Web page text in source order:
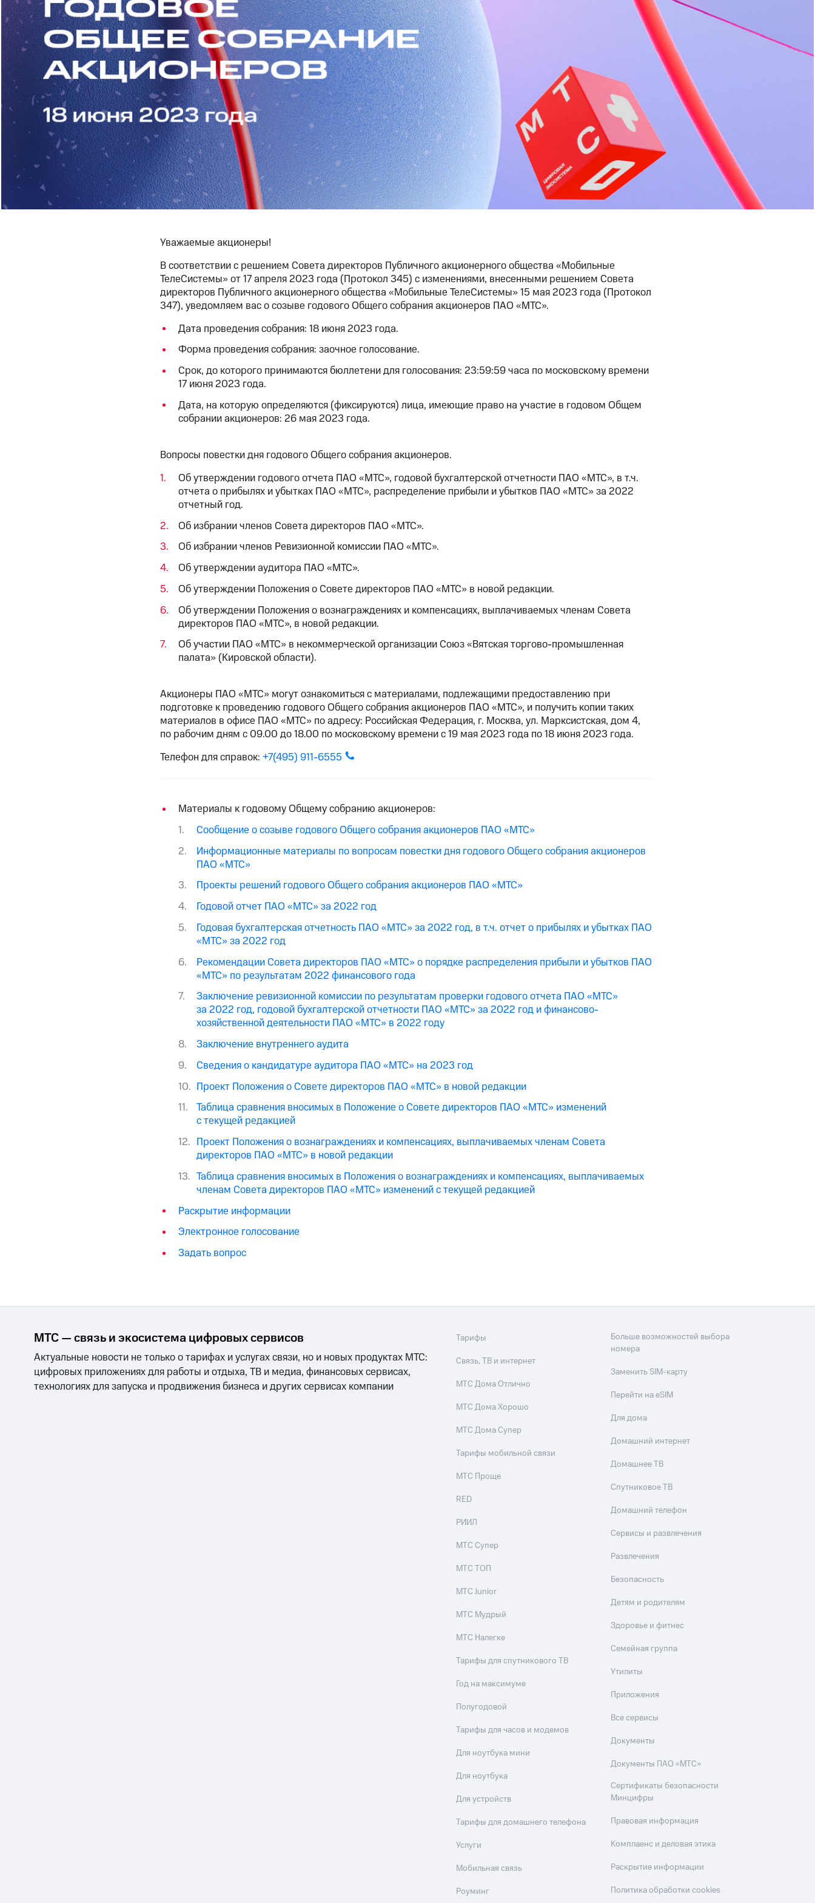
Уважаемые акционеры!
В соответствии с решением Совета директоров Публичного акционерного общества «Мобильные
ТелеСистемы» от 17 апреля 2023 года (Протокол 345) с изменениями, внесенными решением Совета
директоров Публичного акционерного общества «Мобильные ТелеСистемы» 15 мая 2023 года (Протокол
347), уведомляем вас о созыве годового Общего собрания акционеров ПАО «МТС».
Дата проведения собрания: 18 июня 2023 года.
Форма проведения собрания: заочное голосование.
Срок, до которого принимаются бюллетени для голосования: 23:59:59 часа по московскому времени
17 июня 2023 года.
Дата, на которую определяются (фиксируются) лица, имеющие право на участие в годовом Общем
собрании акционеров: 26 мая 2023 года.
Вопросы повестки дня годового Общего собрания акционеров.
Об утверждении годового отчета ПАО «МТС», годовой бухгалтерской отчетности ПАО «МТС», в т.ч.
отчета о прибылях и убытках ПАО «МТС», распределение прибыли и убытков ПАО «МТС» за 2022
отчетный год.
Об избрании членов Совета директоров ПАО «МТС».
Об избрании членов Ревизионной комиссии ПАО «МТС».
Об утверждении аудитора ПАО «МТС».
Об утверждении Положения о Совете директоров ПАО «МТС» в новой редакции.
Об утверждении Положения о вознаграждениях и компенсациях, выплачиваемых членам Совета
директоров ПАО «МТС», в новой редакции.
Об участии ПАО «МТС» в некоммерческой организации Союз «Вятская торгово-промышленная
палата» (Кировской области).
Акционеры ПАО «МТС» могут ознакомиться с материалами, подлежащими предоставлению при
подготовке к проведению годового Общего собрания акционеров ПАО «МТС», и получить копии таких
материалов в офисе ПАО «МТС» по адресу: Российская Федерация, г. Москва, ул. Марксистская, дом 4,
по рабочим дням с 09.00 до 18.00 по московскому времени с 19 мая 2023 года по 18 июня 2023 года.
Телефон для справок: +7(495) 911-6555
Материалы к годовому Общему собранию акционеров:
Сообщение о созыве годового Общего собрания акционеров ПАО «МТС»
Информационные материалы по вопросам повестки дня годового Общего собрания акционеров
ПАО «МТС»
Проекты решений годового Общего собрания акционеров ПАО «МТС»
Годовой отчет ПАО «МТС» за 2022 год
Годовая бухгалтерская отчетность ПАО «МТС» за 2022 год, в т.ч. отчет о прибылях и убытках ПАО
«МТС» за 2022 год
Рекомендации Совета директоров ПАО «МТС» о порядке распределения прибыли и убытков ПАО
«МТС» по результатам 2022 финансового года
Заключение ревизионной комиссии по результатам проверки годового отчета ПАО «МТС»
за 2022 год, годовой бухгалтерской отчетности ПАО «МТС» за 2022 год и финансово-
хозяйственной деятельности ПАО «МТС» в 2022 году
Заключение внутреннего аудита
Сведения о кандидатуре аудитора ПАО «МТС» на 2023 год
Проект Положения о Совете директоров ПАО «МТС» в новой редакции
Таблица сравнения вносимых в Положение о Совете директоров ПАО «МТС» изменений
с текущей редакцией
Проект Положения о вознаграждениях и компенсациях, выплачиваемых членам Совета
директоров ПАО «МТС» в новой редакции
Таблица сравнения вносимых в Положения о вознаграждениях и компенсациях, выплачиваемых
членам Совета директоров ПАО «МТС» изменений с текущей редакцией
Раскрытие информации
Электронное голосование
Задать вопрос
МТС — связь и экосистема цифровых сервисов
Актуальные новости не только о тарифах и услугах связи, но и новых продуктах МТС:
цифровых приложениях для работы и отдыха, ТВ и медиа, финансовых сервисах,
технологиях для запуска и продвижения бизнеса и других сервисах компании
Тарифы
Связь, ТВ и интернет
МТС Дома Отлично
МТС Дома Хорошо
МТС Дома Супер
Тарифы мобильной связи
МТС Проще
RED
РИИЛ
МТС Супер
МТС ТОП
МТС Junior
МТС Мудрый
МТС Налегке
Тарифы для спутникового ТВ
Год на максимуме
Полугодовой
Тарифы для часов и модемов
Для ноутбука мини
Для ноутбука
Для устройств
Тарифы для домашнего телефона
Услуги
Мобильная связь
Роуминг
Больше возможностей выбора
номера
Заменить SIM-карту
Перейти на eSIM
Для дома
Домашний интернет
Домашнее ТВ
Спутниковое ТВ
Домашний телефон
Сервисы и развлечения
Развлечения
Безопасность
Детям и родителям
Здоровье и фитнес
Семейная группа
Утилиты
Приложения
Все сервисы
Документы
Документы ПАО «МТС»
Сертификаты безопасности
Минцифры
Правовая информация
Комплаенс и деловая этика
Раскрытие информации
Политика обработки cookies